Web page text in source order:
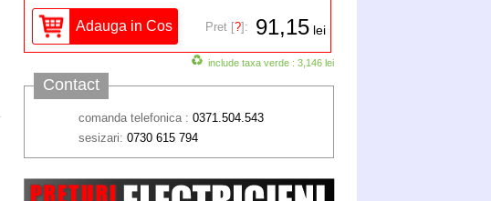
Pret [?]: 91,15 lei
include taxa verde : 3,146 lei
Contact
comanda telefonica : 0371.504.543
sesizari: 0730 615 794